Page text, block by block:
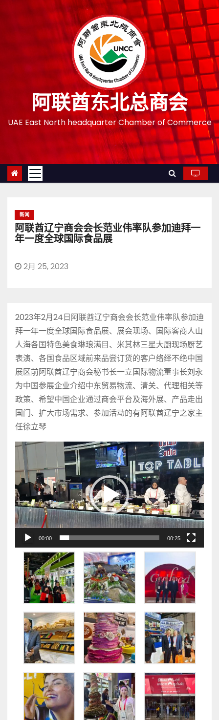
阿联酋东北总商会
UAE East North headquarter Chamber of Commerce
新闻
阿联酋辽宁商会会长范业伟率队参加迪拜一
年一度全球国际食品展
2月 25, 2023
2023年2月24日阿联酋辽宁商会会长范业伟率队参加迪
拜一年一度全球国际食品展、展会现场、国际客商人山
人海各国特色美食琳琅满目、米其林三星大厨现场厨艺
表演、各国食品区域前来品尝订货的客户络绎不绝中国
展区前阿联酋辽宁商会秘书长一立国际物流董事长刘永
为中国参展企业介绍中东贸易物流、清关、代理相关等
政策、希望中国企业通过商会平台及海外展、产品走出
国门、扩大市场需求、参加活动的有阿联酋辽宁之家主
任徐立琴
视
播
放
器
00:00 00:25